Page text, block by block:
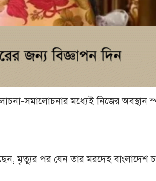
সমালোচনার মধ্যেই নিজের অবস্থান
মৃত্যুর পর যেন তার মরদেহ বাংলাদেশ